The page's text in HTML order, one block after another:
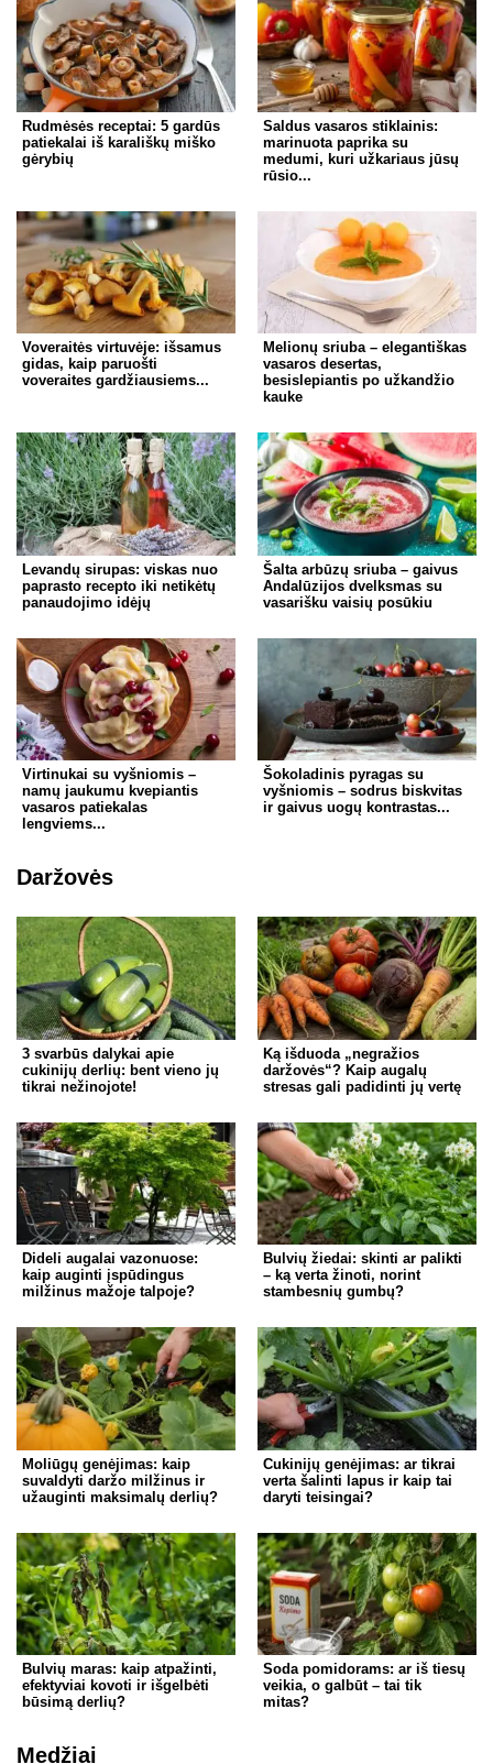
Rudmėsės receptai: 5 gardūs
patiekalai iš karališkų miško
gėrybių
Saldus vasaros stiklainis:
marinuota paprika su
medumi, kuri užkariaus jūsų
rūsio...
Voveraitės virtuvėje: išsamus
gidas, kaip paruošti
voveraites gardžiausiems...
Melionų sriuba – elegantiškas
vasaros desertas,
besislepiantis po užkandžio
kauke
Levandų sirupas: viskas nuo
paprasto recepto iki netikėtų
panaudojimo idėjų
Šalta arbūzų sriuba – gaivus
Andalūzijos dvelksmas su
vasarišku vaisių posūkiu
Virtinukai su vyšniomis –
namų jaukumu kvepiantis
vasaros patiekalas
lengviems...
Šokoladinis pyragas su
vyšniomis – sodrus biskvitas
ir gaivus uogų kontrastas...
Daržovės
3 svarbūs dalykai apie
cukinijų derlių: bent vieno jų
tikrai nežinojote!
Ką išduoda „negražios
daržovės“? Kaip augalų
stresas gali padidinti jų vertę
Dideli augalai vazonuose:
kaip auginti įspūdingus
milžinus mažoje talpoje?
Bulvių žiedai: skinti ar palikti
– ką verta žinoti, norint
stambesnių gumbų?
Moliūgų genėjimas: kaip
suvaldyti daržo milžinus ir
užauginti maksimalų derlių?
Cukinijų genėjimas: ar tikrai
verta šalinti lapus ir kaip tai
daryti teisingai?
Bulvių maras: kaip atpažinti,
efektyviai kovoti ir išgelbėti
būsimą derlių?
Soda pomidorams: ar iš tiesų
veikia, o galbūt – tai tik
mitas?
Medžiai